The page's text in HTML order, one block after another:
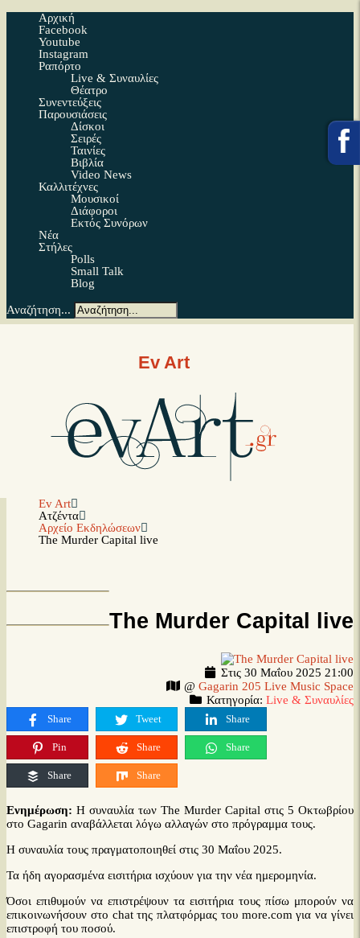
Αρχική
Facebook
Youtube
Instagram
Ραπόρτο
Live & Συναυλίες
Θέατρο
Συνεντεύξεις
Παρουσιάσεις
Δίσκοι
Σειρές
Ταινίες
Βιβλία
Video News
Καλλιτέχνες
Μουσικοί
Διάφοροι
Εκτός Συνόρων
Νέα
Στήλες
Polls
Small Talk
Blog
Αναζήτηση...
Ev Art
Ev Art
Ατζέντα
Αρχείο Εκδηλώσεων
The Murder Capital live
The Murder Capital live
Στις 30 Μαΐου 2025 21:00
@ Gagarin 205 Live Music Space
Κατηγορία: Live & Συναυλίες
Share Tweet Share
Pin Share Share
Share Share
Ενημέρωση: Η συναυλία των The Murder Capital στις 5 Οκτωβρίου
στο Gagarin αναβάλλεται λόγω αλλαγών στο πρόγραμμα τους.
Η συναυλία τους πραγματοποιηθεί στις 30 Μαΐου 2025.
Τα ήδη αγορασμένα εισιτήρια ισχύουν για την νέα ημερομηνία.
Όσοι επιθυμούν να επιστρέψουν τα εισιτήρια τους πίσω μπορούν να
επικοινωνήσουν στο chat της πλατφόρμας του more.com για να γίνει
επιστροφή του ποσού.
+